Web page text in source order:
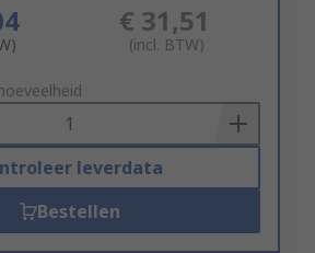
€ 31,51
(incl. BTW)
leverdata
Bestellen